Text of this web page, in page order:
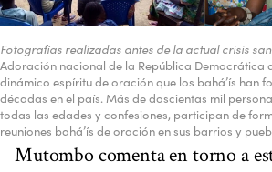
Fotografías realizadas antes de la actual crisis
Adoración nacional de la República Democrática
dinámico espíritu de oración que los bahá’ís han
décadas en el país. Más de doscientas mil
todas las edades y confesiones, participan de
reuniones bahá’ís de oración en sus barrios y
Mutombo comenta en torno a